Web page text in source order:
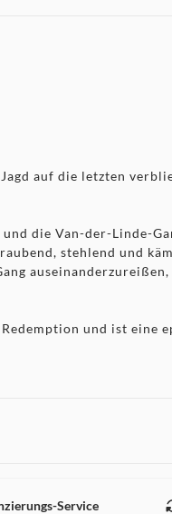
auf die letzten
die Van-der-Linde-
stehlend und
und ist eine
Service